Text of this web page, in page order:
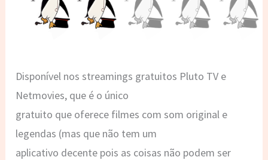
Disponível nos streamings gratuitos Pluto TV e
Netmovies, que é o único
gratuito que oferece filmes com som original e
legendas (mas que não tem um
aplicativo decente pois as coisas não podem ser